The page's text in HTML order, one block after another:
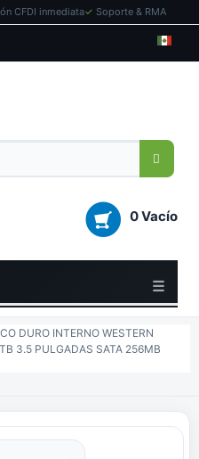
CFDI inmediata✓ Soporte & RMA
0 Vacío
DURO INTERNO WESTERN
3.5 PULGADAS SATA 256MB